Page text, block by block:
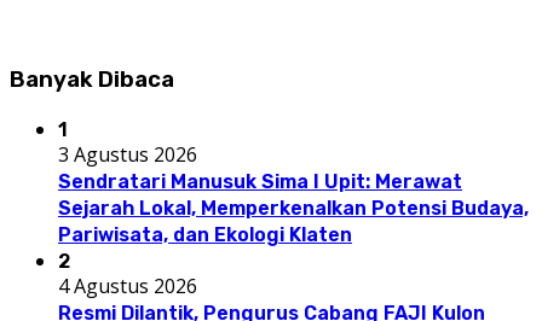
Banyak Dibaca
1
3 Agustus 2026
Sendratari Manusuk Sima I Upit: Merawat
Sejarah Lokal, Memperkenalkan Potensi Budaya,
Pariwisata, dan Ekologi Klaten
2
4 Agustus 2026
Resmi Dilantik, Pengurus Cabang FAJI Kulon